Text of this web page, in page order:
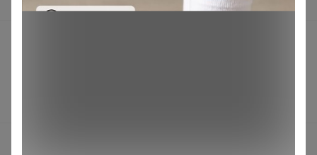
В наличии